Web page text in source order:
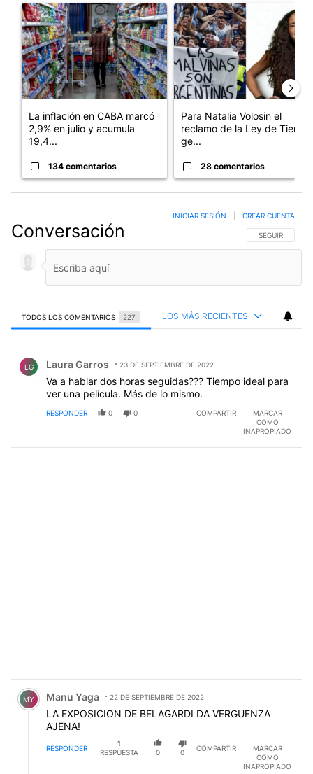
Un artículo de tendencia con el título "La inflación en CABA
La inflación en CABA marcó
2,9% en julio y acumula
19,4...
134 comentarios
Un artículo de tendencia con
Para Natalia Volosin el
reclamo de la Ley de Tierras
ge...
28 comentarios
Conversación SIGA ESTA
SEGUIR
INICIAR SESIÓN CREAR CUENTA
TODOS LOS COMENTARIOS 227 LOS MÁS RECIENTES
LG Laura Garros 23 DE SEPTIEMBRE DE 2022
Va a hablar dos horas seguidas??? Tiempo ideal para
ver una película. Más de lo mismo.
RESPONDER 0 0 COMPARTIR
MARCAR
COMO
INAPROPIADO
Comentario de Manu Yaga.
MY Manu Yaga 22 DE SEPTIEMBRE DE 2022
LA EXPOSICION DE BELAGARDI DA VERGUENZA
AJENA!
RESPONDER
1
RESPUESTA
0 0
COMPARTIR
MARCAR
COMO
INAPROPIADO